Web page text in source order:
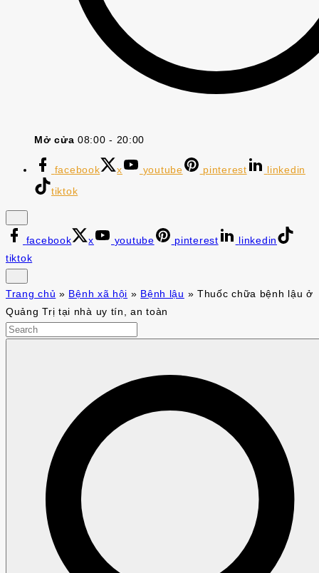
Mở cửa 08:00 - 20:00
facebook x youtube pinterest
linkedin
tiktok
facebook x youtube pinterest
linkedin
tiktok
Trang chủ » Bệnh xã hội » Bệnh lậu » Thuốc chữa bệnh lậu ở
Quảng Trị tại nhà uy tín, an toàn